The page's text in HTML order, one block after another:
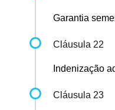
Garantia
Cláusula 22
Indenização
Cláusula 23